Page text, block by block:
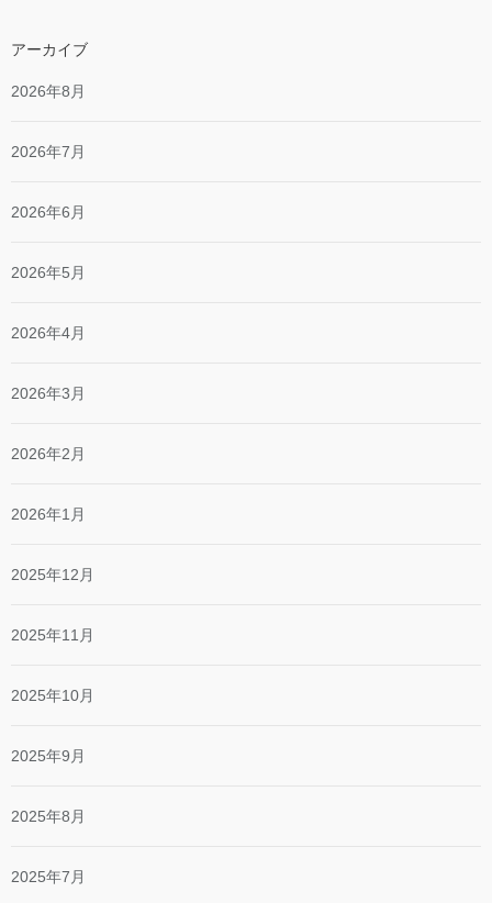
アーカイブ
2026年8月
2026年7月
2026年6月
2026年5月
2026年4月
2026年3月
2026年2月
2026年1月
2025年12月
2025年11月
2025年10月
2025年9月
2025年8月
2025年7月